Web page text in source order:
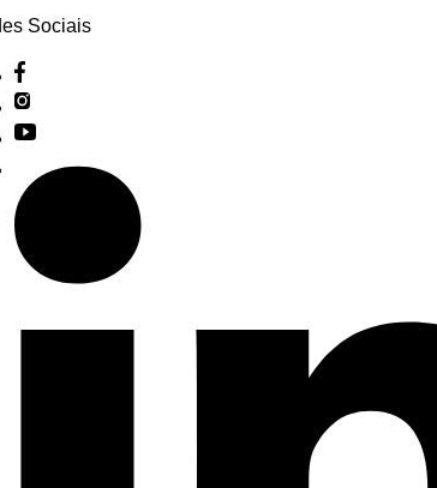
Sociais